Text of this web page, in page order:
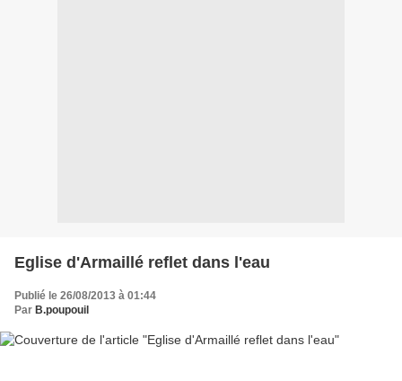
Eglise d'Armaillé reflet dans l'eau
Publié le 26/08/2013 à 01:44
Par B.poupouil